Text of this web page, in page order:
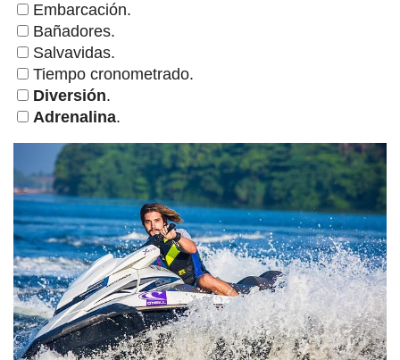
Embarcación.
Bañadores.
Salvavidas.
Tiempo cronometrado.
Diversión.
Adrenalina.